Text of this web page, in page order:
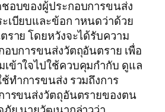
อบของผู้ประกอบการขนส่ง
เบียบและข้อก าหนดว่าด้วย
ราย โดยหวังจะได้รับความ
อบการขนส่งวัตถุอันตราย เพื่อ
เข้าใจไปใช้ควบคุมกำกับ ดูแล
ทำการขนส่ง รวมถึงการ
ารขนส่งวัตถุอันตรายของตน